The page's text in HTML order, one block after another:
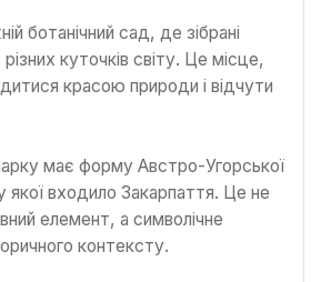
ботанічний сад, де зібрані
різних куточків світу. Це місце,
красою природи і відчути
має форму Австро-Угорської
якої входило Закарпаття. Це не
елемент, а символічне
контексту.